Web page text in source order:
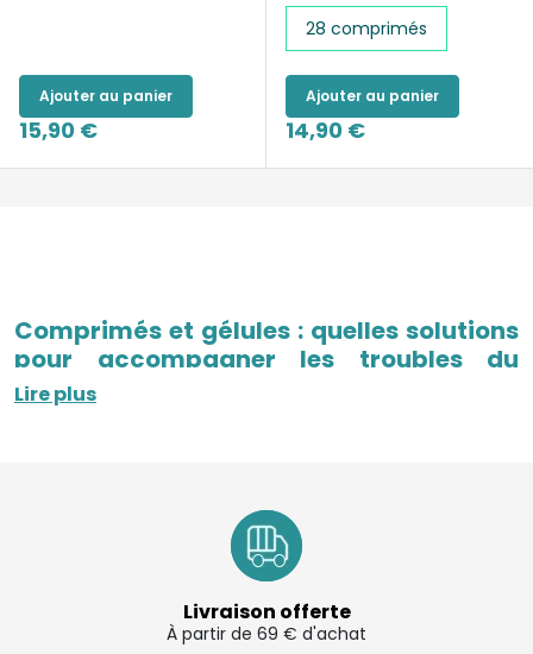
Ajouter au panier
15,90 €
28 comprimés
Ajouter au panier
14,90 €
Comprimés et gélules : quelles solutions
pour accompagner les troubles du
sommeil ?
Ils peuvent être utilisés lorsque l’endormissement est
difficile, que les nuits sont agitées ou que le sommeil
paraît moins réparateur au quotidien.
pharmacie en ligne, vous pouvez
Lire plus
Livraison offerte
À partir de 69 € d'achat